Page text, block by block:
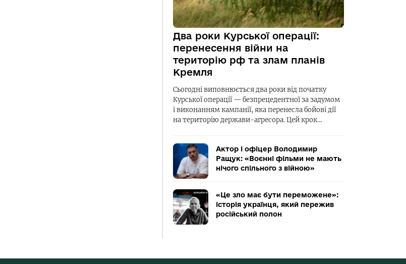
Два роки Курської операції:
перенесення війни на
територію рф та злам планів
Кремля
Сьогодні виповнюється два роки від початку
Курської операції — безпрецедентної за задумом
і виконанням кампанії, яка перенесла бойові дії
на територію держави-агресора. Цей крок…
Актор і офіцер Володимир
Ращук: «Воєнні фільми не мають
нічого спільного з війною»
«Це зло має бути переможене»:
історія українця, який пережив
російський полон